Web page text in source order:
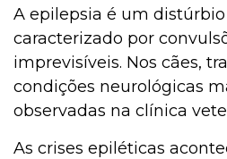
A epilepsia é um
caracterizado por
imprevisíveis. Nos cães,
condições neurológicas
observadas na clínica
As crises epiléticas